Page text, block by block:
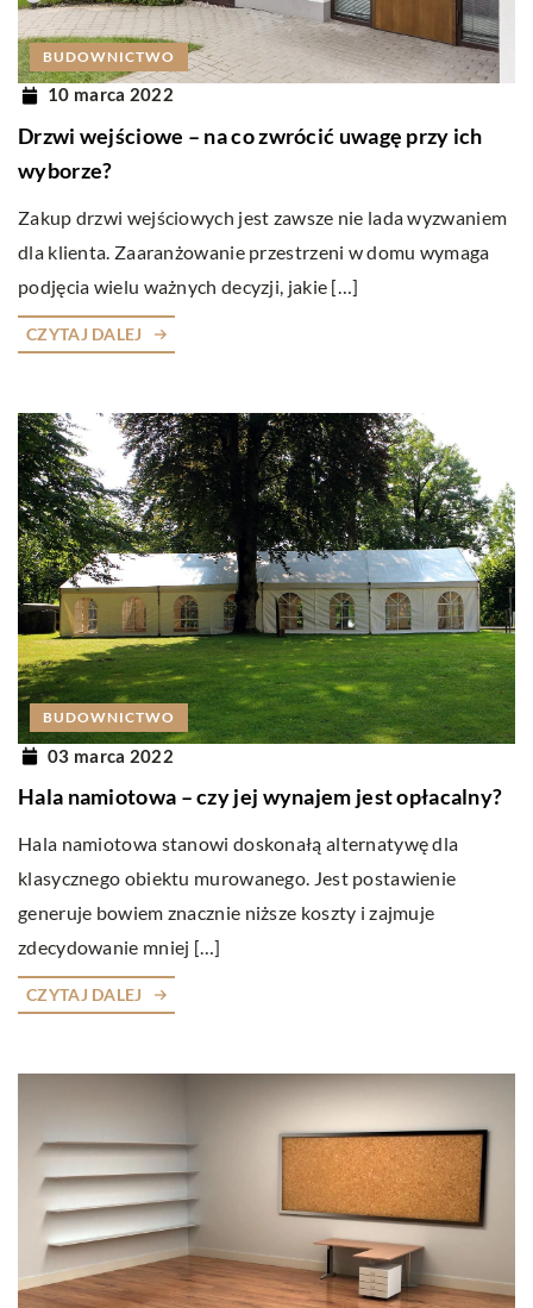
BUDOWNICTWO
10 marca 2022
Drzwi wejściowe – na co zwrócić uwagę przy ich
wyborze?
Zakup drzwi wejściowych jest zawsze nie lada wyzwaniem
dla klienta. Zaaranżowanie przestrzeni w domu wymaga
podjęcia wielu ważnych decyzji, jakie […]
CZYTAJ DALEJ
BUDOWNICTWO
03 marca 2022
Hala namiotowa – czy jej wynajem jest opłacalny?
Hala namiotowa stanowi doskonałą alternatywę dla
klasycznego obiektu murowanego. Jest postawienie
generuje bowiem znacznie niższe koszty i zajmuje
zdecydowanie mniej […]
CZYTAJ DALEJ